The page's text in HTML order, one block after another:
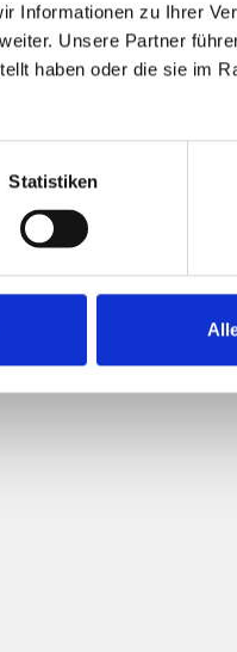
Informationen zu Ihrer
Unsere Partner
haben oder die sie im
Statistiken